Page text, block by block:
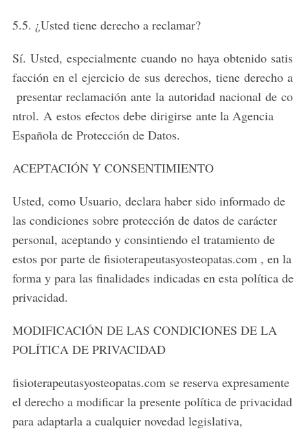
5.5. ¿Usted tiene derecho a reclamar?
Sí. Usted, especialmente cuando no haya obtenido satis
facción en el ejercicio de sus derechos, tiene derecho a
presentar reclamación ante la autoridad nacional de co
ntrol. A estos efectos debe dirigirse ante la Agencia
Española de Protección de Datos.
ACEPTACIÓN Y CONSENTIMIENTO
Usted, como Usuario, declara haber sido informado de
las condiciones sobre protección de datos de carácter
personal, aceptando y consintiendo el tratamiento de
estos por parte de fisioterapeutasyosteopatas.com , en la
forma y para las finalidades indicadas en esta política de
privacidad.
MODIFICACIÓN DE LAS CONDICIONES DE LA
POLÍTICA DE PRIVACIDAD
fisioterapeutasyosteopatas.com se reserva expresamente
el derecho a modificar la presente política de privacidad
para adaptarla a cualquier novedad legislativa,